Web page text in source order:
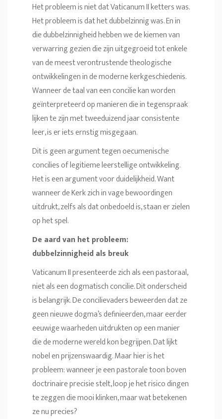
Het probleem is niet dat Vaticanum II ketters was.
Het probleem is dat het dubbelzinnig was. En in
die dubbelzinnigheid hebben we de kiemen van
verwarring gezien die zijn uitgegroeid tot enkele
van de meest verontrustende theologische
ontwikkelingen in de moderne kerkgeschiedenis.
Wanneer de taal van een concilie kan worden
geïnterpreteerd op manieren die in tegenspraak
lijken te zijn met tweeduizend jaar consistente
leer, is er iets ernstig misgegaan.
Dit is geen argument tegen oecumenische
concilies of legitieme leerstellige ontwikkeling.
Het is een argument voor duidelijkheid. Want
wanneer de Kerk zich in vage bewoordingen
uitdrukt, zelfs als dat onbedoeld is, staan er zielen
op het spel.
De aard van het probleem:
dubbelzinnigheid als breuk
Vaticanum II presenteerde zich als een pastoraal,
niet als een dogmatisch concilie. Dit onderscheid
is belangrijk. De concilievaders beweerden dat ze
geen nieuwe dogma’s definieerden, maar eerder
eeuwige waarheden uitdrukten op een manier
die de moderne wereld kon begrijpen. Dat lijkt
nobel en prijzenswaardig. Maar hier is het
probleem: wanneer je een pastorale toon boven
doctrinaire precisie stelt, loop je het risico dingen
te zeggen die mooi klinken, maar wat betekenen
ze nu precies?